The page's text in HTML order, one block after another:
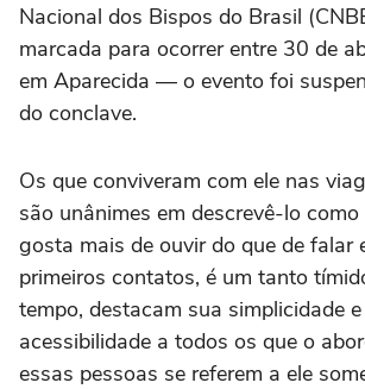
Nacional dos Bispos do Brasil
marcada para ocorrer entre 30 de
em Aparecida — o evento foi
do conclave.
Os que conviveram com ele nas
são unânimes em descrevê-lo
gosta mais de ouvir do que de falar
primeiros contatos, é um tanto
tempo, destacam sua simplicidade
acessibilidade a todos os que o
essas pessoas se referem a ele